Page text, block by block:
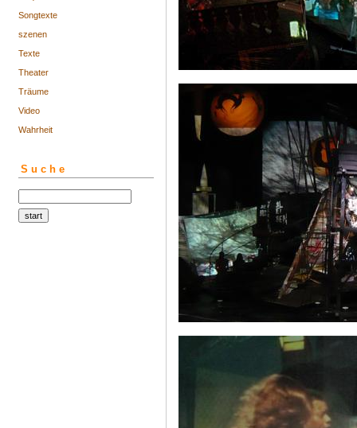
Songtexte
szenen
Texte
Theater
Träume
Video
Wahrheit
Suche